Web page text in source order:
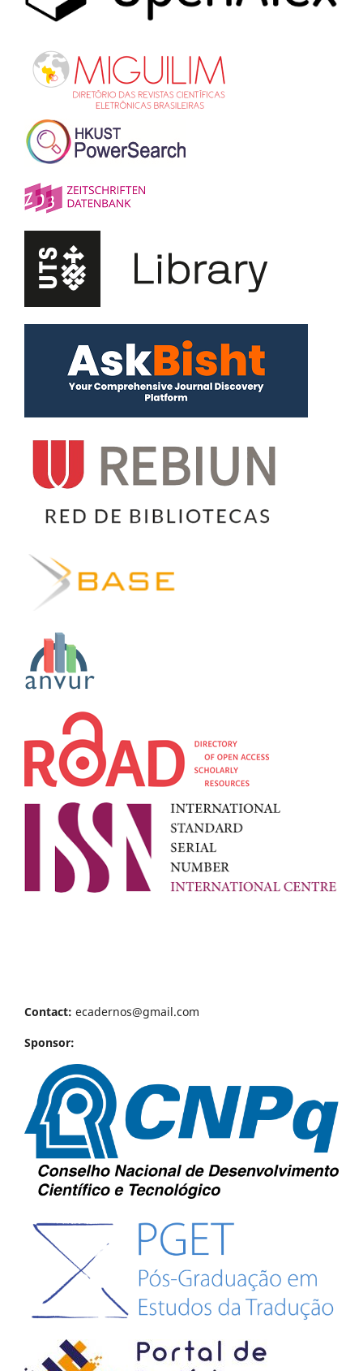
Contact: ecadernos@gmail.com
Sponsor: